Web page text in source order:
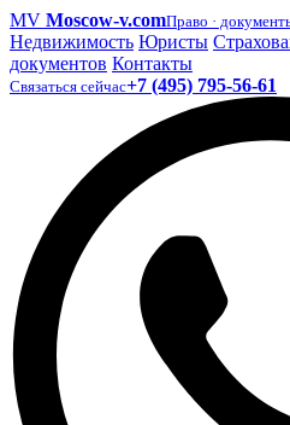
MV Moscow-v.comПраво ·
Недвижимость Юристы
документов Контакты
Связаться сейчас+7 (495) 795-56-61